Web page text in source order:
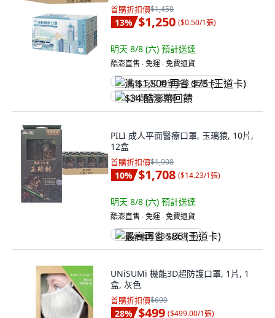
首購折扣價$1,450
13% $1,250 ($0.50/1張)
明天 8/8 (六) 預計送達
酷澎直售 ∙ 免運 ∙ 免費退貨
满 $1,500 再省 $75 (王道卡)
$34 酷澎幣回饋
PILI 成人平面醫療口罩, 玉璃猿, 10片,
12盒
首購折扣價$1,908
10% $1,708 ($14.23/1張)
明天 8/8 (六) 預計送達
酷澎直售 ∙ 免運 ∙ 免費退貨
最高再省 $86 (王道卡)
UNiSUMi 機能3D超防護口罩, 1片, 1
盒, 灰色
首購折扣價$699
28% $499 ($499.00/1張)